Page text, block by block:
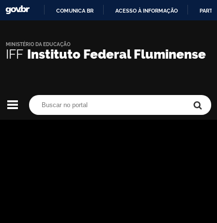
CONTEÚDO
COMUNICA BR ACESSO À INFORMAÇÃO
IFF Instituto Federal Fluminense
MINISTÉRIO DA EDUCAÇÃO